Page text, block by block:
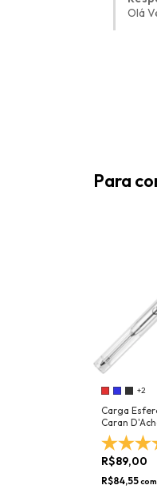
Olá
Para
+2
Carga
Caran
R$89,00
R$84,55com